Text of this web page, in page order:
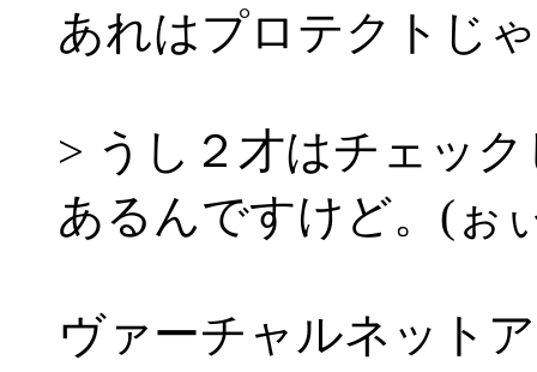
あれはプロテクトじ
> うし２才はチェッ
あるんですけど。(ぉ
ヴァーチャルネット